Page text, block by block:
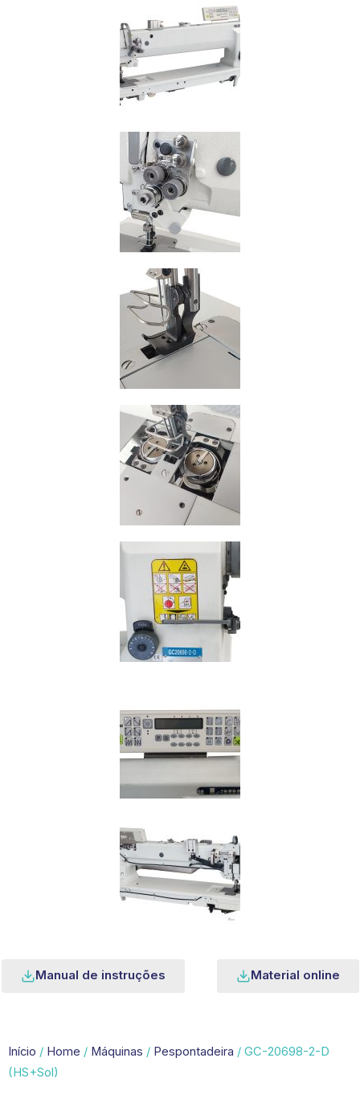
Manual de instruções Material online
Início / Home / Máquinas / Pespontadeira / GC-20698-2-D
(HS+Sol)